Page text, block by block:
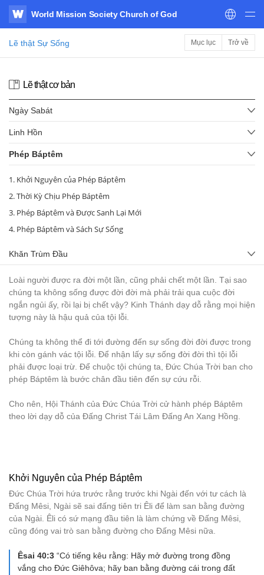
WATV
World Mission Society Church of God
Lẽ thật Sự Sống Mục lục Trở về
Lẽ thật cơ bản
Ngày Sabát
Linh Hồn
Phép Báptêm
1. Khởi Nguyên của Phép Báptêm
2. Thời Kỳ Chịu Phép Báptêm
3. Phép Báptêm và Được Sanh Lại Mới
4. Phép Báptêm và Sách Sự Sống
Khăn Trùm Đầu
Loài người được ra đời một lần, cũng phải chết một lần. Tại sao
chúng ta không sống được đời đời mà phải trải qua cuộc đời
ngắn ngủi ấy, rồi lại bị chết vậy? Kinh Thánh dạy dỗ rằng mọi hiện
tượng này là hậu quả của tội lỗi.
Chúng ta không thể đi tới đường đến sự sống đời đời được trong
khi còn gánh vác tội lỗi. Để nhận lấy sự sống đời đời thì tội lỗi
phải được loại trừ. Để chuộc tội chúng ta, Đức Chúa Trời ban cho
phép Báptêm là bước chân đầu tiên đến sự cứu rỗi.
Cho nên, Hội Thánh của Đức Chúa Trời cử hành phép Báptêm
theo lời dạy dỗ của Đấng Christ Tái Lâm Đấng An Xang Hồng.
Khởi Nguyên của Phép Báptêm
Đức Chúa Trời hứa trước rằng trước khi Ngài đến với tư cách là
Đấng Mêsi, Ngài sẽ sai đấng tiên tri Êli để làm san bằng đường
của Ngài. Êli có sứ mạng đầu tiên là làm chứng về Đấng Mêsi,
cũng đóng vai trò san bằng đường cho Đấng Mêsi nữa.
Êsai 40:3 “Có tiếng kêu rằng: Hãy mở đường trong đồng
vắng cho Đức Giêhôva; hãy ban bằng đường cái trong đất